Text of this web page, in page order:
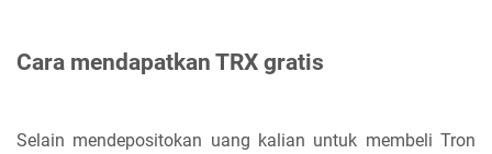
Cara mendapatkan TRX gratis
Selain mendepositokan uang kalian untuk membeli Tron